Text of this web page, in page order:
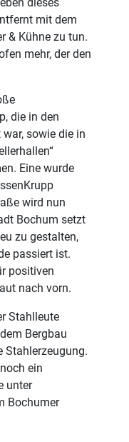
mit dem
& Kühne zu tun.
mehr, der den
die in den
sowie die in
Eine wurde
wird nun
Bochum setzt
zu gestalten,
passiert ist.
positiven
nach vorn.
Stahlleute
Bergbau
Stahlerzeugung.
ein
unter
Bochumer